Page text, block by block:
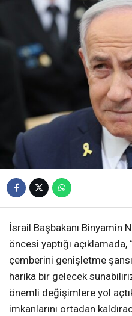
İsrail Başbakanı Binyamin
öncesi yaptığı açıklamada,
çemberini genişletme
harika bir gelecek
önemli değişimlere yol
imkanlarını ortadan